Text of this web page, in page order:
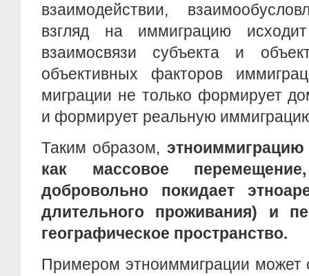
взаимодействии,
взгляд на иммиграцию
взаимосвязи субъекта и
объективных факторов
миграции не только формирует
и формирует реальную
Таким образом,
как массовое
добровольно покидает
длительного проживания) и
географическое пространство.
Примером этноиммиграции может